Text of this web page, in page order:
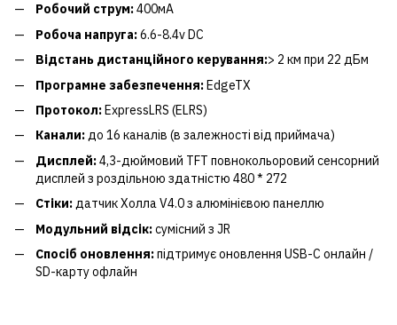
Робочий струм:400мА
Робоча напруга:6.6-8.4v DC
Відстань дистанційного керування:> 2 км при 22 дБм
Програмне забезпечення:EdgeTX
Протокол:ExpressLRS (ELRS)
Канали:до 16 каналів (в залежності від приймача)
Дисплей:4,3-дюймовий TFT повнокольоровий сенсорний
дисплей з роздільною здатністю 480 * 272
Стіки:датчик Холла V4.0 з алюмінієвою панеллю
Модульний відсік:сумісний з JR
Спосіб оновлення:підтримує оновлення USB-C онлайн /
SD-карту офлайн